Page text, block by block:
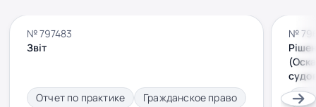
№ 797483
Звіт
Отчет по практике Гражданское право
№